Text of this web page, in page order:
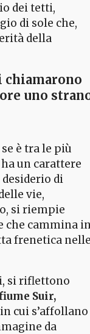
dei tetti,
di sole che,
della
chiamarono
uno
è tra le più
un carattere
di
vie,
si riempie
che cammina
frenetica
si riflettono
Suir,
cui s’affollano
da